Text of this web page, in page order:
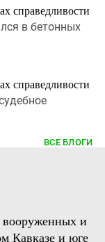
справедливости
в бетонных
справедливости
ВСЕ БЛОГИ
и
Кавказе и юге